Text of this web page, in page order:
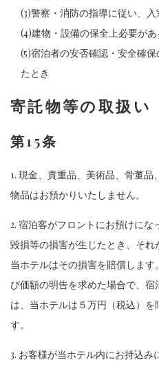
(3)警察・消防の指導に従い、
(4)建物・設備の保全上必要が
(5)宿泊者の安否確認・安全確
たとき
寄託物等の取扱い
第15条
1. 現金、貴重品、美術品、骨董
物品はお預かりいたしません。
2. 宿泊客がフロントにお預けにな
毀損等の損害が生じたとき、それ
当ホテルはその損害を賠償しま
び価額の明告を求めた場合で、
は、当ホテルは５万円（税込）
す。
3. お客様が当ホテル内にお持込